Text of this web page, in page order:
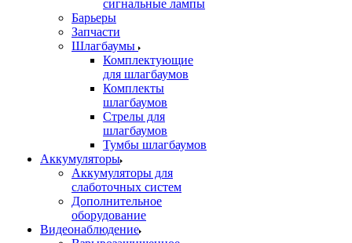
сигнальные лампы
Барьеры
Запчасти
Шлагбаумы
Комплектующие
для шлагбаумов
Комплекты
шлагбаумов
Стрелы для
шлагбаумов
Тумбы шлагбаумов
Аккумуляторы
Аккумуляторы для
слаботочных систем
Дополнительное
оборудование
Видеонаблюдение